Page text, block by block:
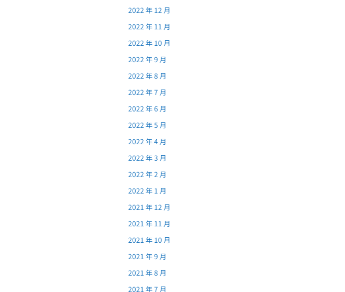
2022 年 12 月
2022 年 11 月
2022 年 10 月
2022 年 9 月
2022 年 8 月
2022 年 7 月
2022 年 6 月
2022 年 5 月
2022 年 4 月
2022 年 3 月
2022 年 2 月
2022 年 1 月
2021 年 12 月
2021 年 11 月
2021 年 10 月
2021 年 9 月
2021 年 8 月
2021 年 7 月